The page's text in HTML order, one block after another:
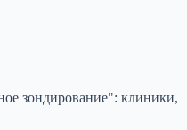
зондирование": клиники,